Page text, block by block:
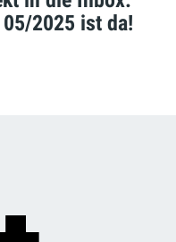
2025 ist da!